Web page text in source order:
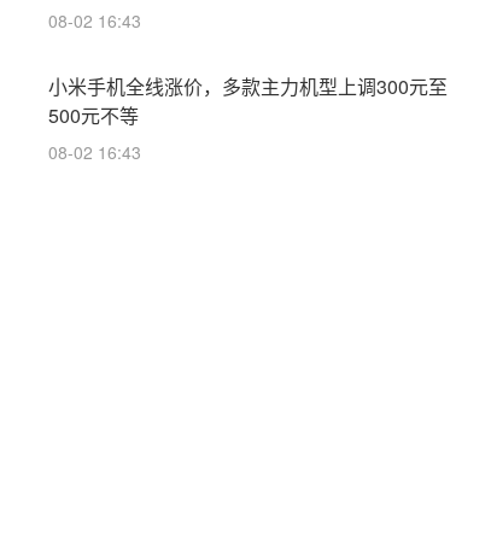
08-02 16:43
小米手机全线涨价，多款主力机型上调300元至
500元不等
08-02 16:43